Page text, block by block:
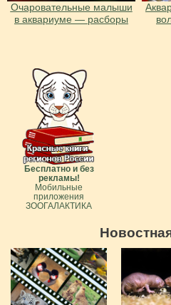
Очаровательные малыши
в аквариуме — расборы
Бесплатно и без
рекламы!
Мобильные
приложения
ЗООГАЛАКТИКА